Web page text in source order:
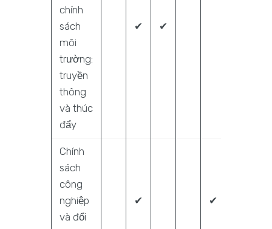
chính
sách
môi
trường:
truyền
thông
và thúc
đẩy
✔ ✔
Chính
sách
công
nghiệp
và đổi
✔ ✔